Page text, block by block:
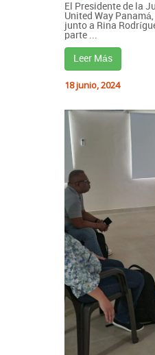
El Presidente de la
United Way
junto a Rina
parte ...
Leer Más
18 junio, 2024